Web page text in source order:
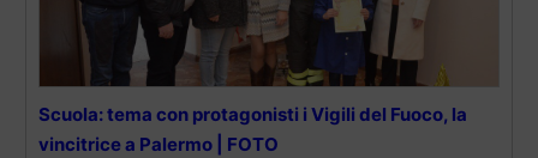
Scuola: tema con protagonisti i Vigili del Fuoco, la
vincitrice a Palermo | FOTO